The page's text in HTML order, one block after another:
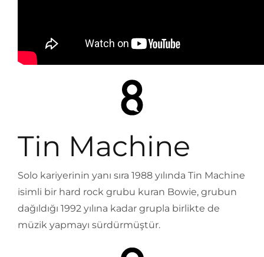
Tin Machine
Solo kariyerinin yanı sıra 1988 yılında Tin Machine
isimli bir hard rock grubu kuran Bowie, grubun
dağıldığı 1992 yılına kadar grupla birlikte de
müzik yapmayı sürdürmüştür.